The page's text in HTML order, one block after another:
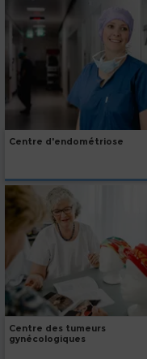
Centre d'endométriose
Centre des tumeurs
gynécologiques